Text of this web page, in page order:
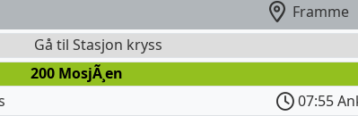
Framme
Gå til Stasjon kryss
200 MosjÃ¸en
07:55